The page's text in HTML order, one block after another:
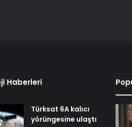
Haberleri
Türksat 6A kalıcı
yörüngesine ulaştı